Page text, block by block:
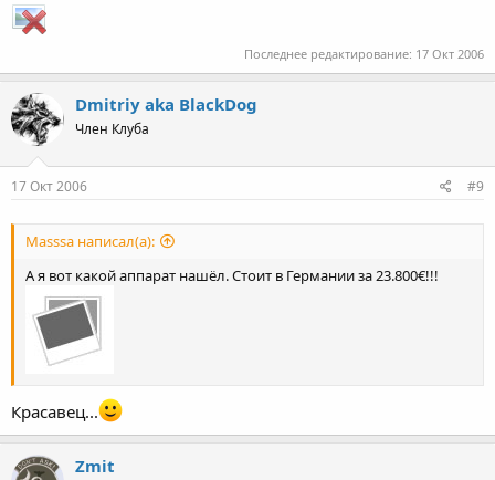
Последнее редактирование: 17 Окт 2006
Dmitriy aka BlackDog
Член Клуба
17 Окт 2006 #9
Masssa написал(а):
А я вот какой аппарат нашёл. Стоит в Германии за 23.800€!!!
Красавец...
Zmit